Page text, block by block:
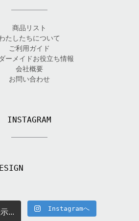
商品リスト
たしたちについて
ご利用ガイド
ーメイドお役立ち情報
会社概要
お問い合わせ
INSTAGRAM
... Instagramへ